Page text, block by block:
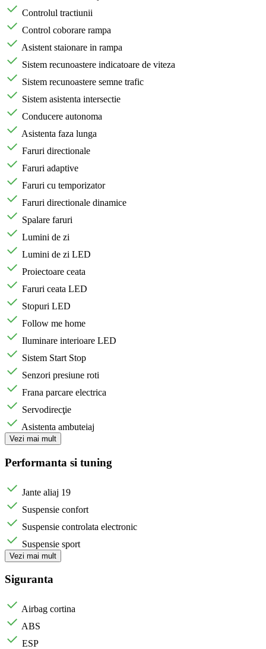
Controlul tractiunii
Control coborare rampa
Asistent staionare in rampa
Sistem recunoastere indicatoare de viteza
Sistem recunoastere semne trafic
Sistem asistenta intersectie
Conducere autonoma
Asistenta faza lunga
Faruri directionale
Faruri adaptive
Faruri cu temporizator
Faruri directionale dinamice
Spalare faruri
Lumini de zi
Lumini de zi LED
Proiectoare ceata
Faruri ceata LED
Stopuri LED
Follow me home
Iluminare interioare LED
Sistem Start Stop
Senzori presiune roti
Frana parcare electrica
Servodirecţie
Asistenta ambuteiaj
Vezi mai mult
Performanta si tuning
Jante aliaj 19
Suspensie confort
Suspensie controlata electronic
Suspensie sport
Vezi mai mult
Siguranta
Airbag cortina
ABS
ESP